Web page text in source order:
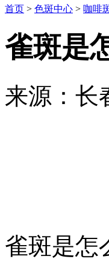
首页 > 色斑中心 > 咖啡
雀斑是
来源：长
雀斑是怎